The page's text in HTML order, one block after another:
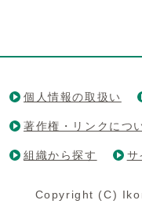
個人情報の取扱い
著作権・リンクにつ
組織から探す サ
Copyright (C)